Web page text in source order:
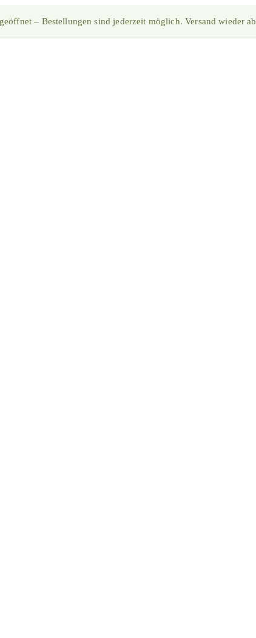
– Bestellungen sind jederzeit möglich. Versand wieder ab